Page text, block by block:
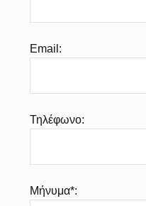
Email:
Τηλέφωνο:
Μήνυμα*: